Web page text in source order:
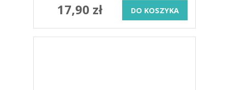
17,90 zł DO KOSZYKA